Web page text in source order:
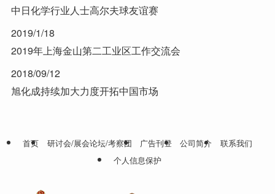
中日化学行业人士高尔夫球友谊赛
2019/1/18
2019年上海金山第二工业区工作交流会
2018/09/12
旭化成持续加大力度开拓中国市场
首页 研讨会/展会论坛/考察团 广告刊登 公司简介
联系我们
个人信息保护